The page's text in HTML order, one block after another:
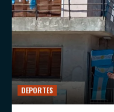
DEPORTES